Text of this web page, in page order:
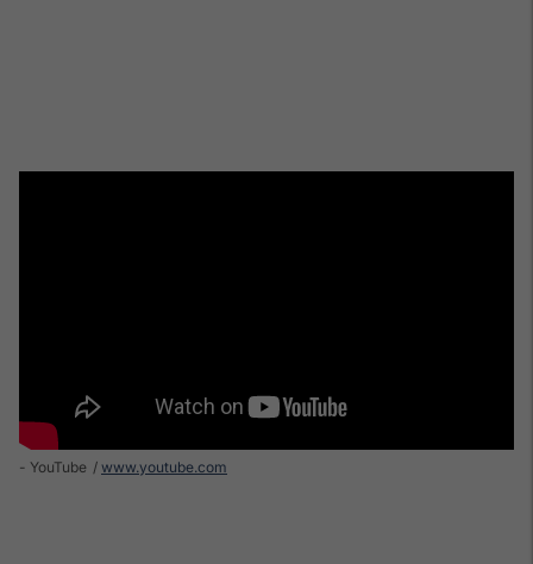
- YouTube www.youtube.com